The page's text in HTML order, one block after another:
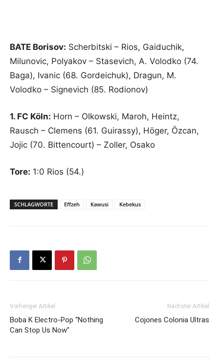
BATE Borisov: Scherbitski – Rios, Gaiduchik,
Milunovic, Polyakov – Stasevich, A. Volodko (74.
Baga), Ivanic (68. Gordeichuk), Dragun, M.
Volodko – Signevich (85. Rodionov)
1. FC Köln: Horn – Olkowski, Maroh, Heintz,
Rausch – Clemens (61. Guirassy), Höger, Özcan,
Jojic (70. Bittencourt) – Zoller, Osako
Tore: 1:0 Rios (54.)
SCHLAGWORTE Effzeh Kawusi Kebekus
Vorheriger Artikel
Boba K Electro-Pop “Nothing
Can Stop Us Now”
Nächster Artikel
Cojones Colonia Ultras